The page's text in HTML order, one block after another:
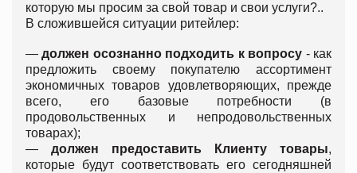
которую мы просим за свой товар и свои услуги?..
В сложившейся ситуации ритейлер:
—должен осознанно подходить к вопросу - как
предложить своему покупателю ассортимент
экономичных товаров удовлетворяющих, прежде
всего, его базовые потребности (в
продовольственных и непродовольственных
товарах);
— должен предоставить Клиенту товары,
которые будут соответствовать его сегодняшней